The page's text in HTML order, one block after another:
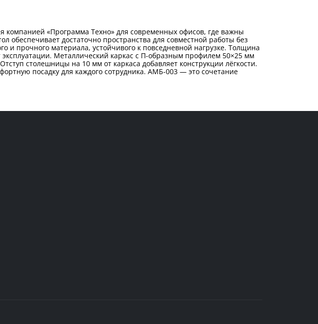
компанией «Программа Техно» для современных офисов, где важны
достаточно пространства для совместной работы без
и прочного материала, устойчивого к повседневной нагрузке. Толщина
Металлический каркас с П-образным профилем 50×25 мм
столешницы на 10 мм от каркаса добавляет конструкции лёгкости.
посадку для каждого сотрудника. АМБ-003 — это сочетание